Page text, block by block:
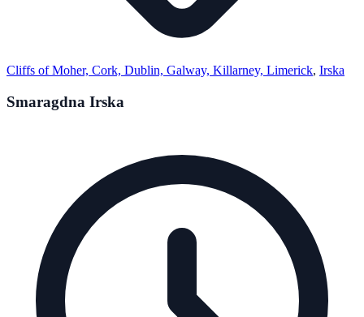
Cliffs of Moher, Cork, Dublin, Galway, Killarney, Limerick, Irska
Smaragdna Irska